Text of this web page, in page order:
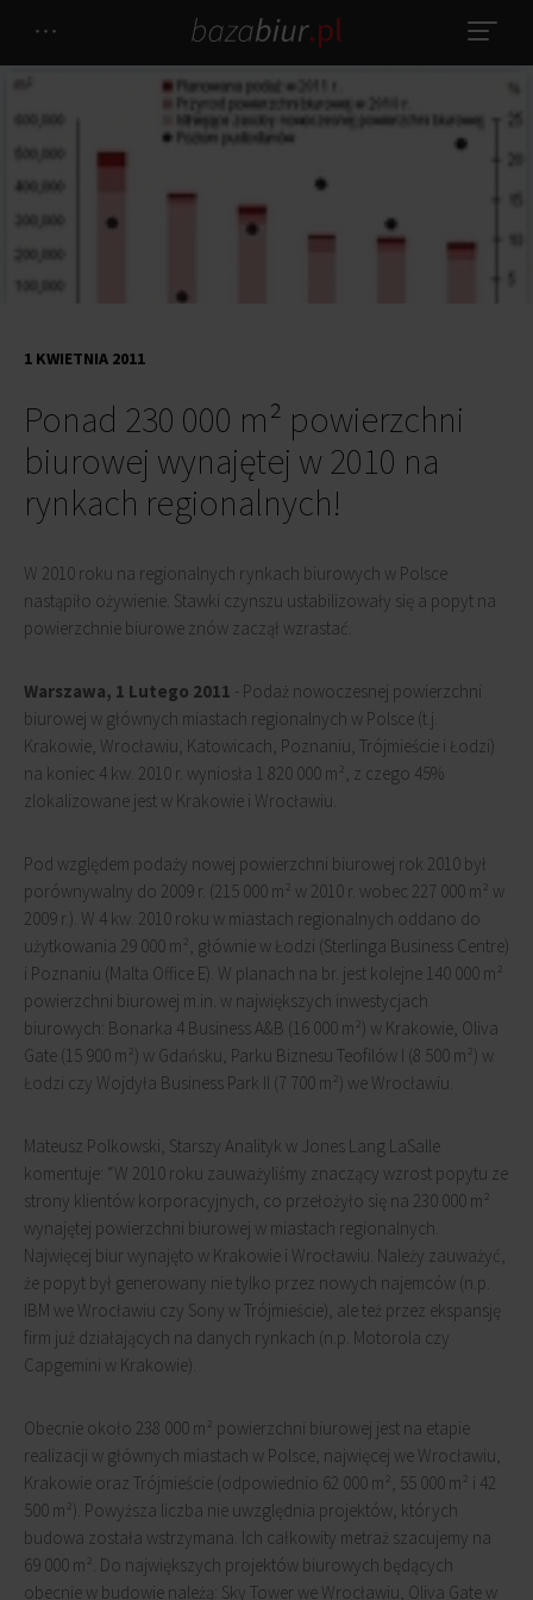
Ponad 230 000 m² powierzchni
biurowej wynajętej w 2010 na
rynkach regionalnych!
1 KWIETNIA 2011
W 2010 roku na regionalnych rynkach biurowych w Polsce
nastąpiło ożywienie. Stawki czynszu ustabilizowały się a popyt na
powierzchnie biurowe znów zaczął wzrastać.
Warszawa, 1 Lutego 2011 - Podaż nowoczesnej powierzchni
biurowej w głównych miastach regionalnych w Polsce (t.j.
Krakowie, Wrocławiu, Katowicach, Poznaniu, Trójmieście i Łodzi)
na koniec 4 kw. 2010 r. wyniosła 1 820 000 m², z czego 45%
zlokalizowane jest w Krakowie i Wrocławiu.
Pod względem podaży nowej powierzchni biurowej rok 2010 był
porównywalny do 2009 r. (215 000 m² w 2010 r. wobec 227 000 m² w
2009 r.). W 4 kw. 2010 roku w miastach regionalnych oddano do
użytkowania 29 000 m², głównie w Łodzi (Sterlinga Business Centre)
i Poznaniu (Malta Office E). W planach na br. jest kolejne 140 000 m²
powierzchni biurowej m.in. w największych inwestycjach
biurowych: Bonarka 4 Business A&B (16 000 m²) w Krakowie, Oliva
Gate (15 900 m²) w Gdańsku, Parku Biznesu Teofilów I (8 500 m²) w
Łodzi czy Wojdyła Business Park II (7 700 m²) we Wrocławiu.
Mateusz Polkowski, Starszy Analityk w Jones Lang LaSalle
komentuje: “W 2010 roku zauważyliśmy znaczący wzrost popytu ze
strony klientów korporacyjnych, co przełożyło się na 230 000 m²
wynajętej powierzchni biurowej w miastach regionalnych.
Najwięcej biur wynajęto w Krakowie i Wrocławiu. Należy zauważyć,
że popyt był generowany nie tylko przez nowych najemców (n.p.
IBM we Wrocławiu czy Sony w Trójmieście), ale też przez ekspansję
firm już działających na danych rynkach (n.p. Motorola czy
Capgemini w Krakowie).
Obecnie około 238 000 m² powierzchni biurowej jest na etapie
realizacji w głównych miastach w Polsce, najwięcej we Wrocławiu,
Krakowie oraz Trójmieście (odpowiednio 62 000 m², 55 000 m² i 42
500 m²). Powyższa liczba nie uwzględnia projektów, których
budowa została wstrzymana. Ich całkowity metraż szacujemy na
69 000 m². Do największych projektów biurowych będących
obecnie w budowie należą: Sky Tower we Wrocławiu, Oliva Gate w